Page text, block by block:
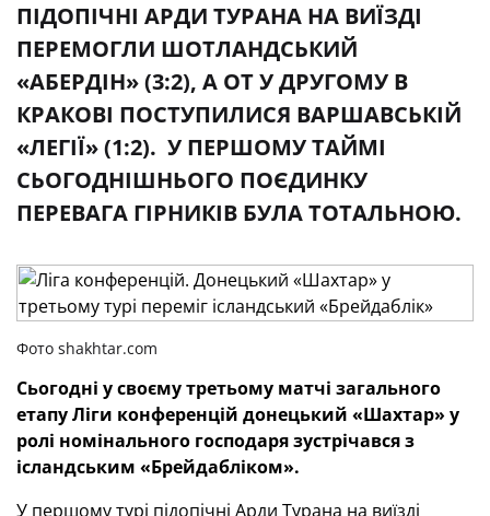
ПІДОПІЧНІ АРДИ ТУРАНА НА ВИЇЗДІ
ПЕРЕМОГЛИ ШОТЛАНДСЬКИЙ
«АБЕРДІН» (3:2), А ОТ У ДРУГОМУ В
КРАКОВІ ПОСТУПИЛИСЯ ВАРШАВСЬКІЙ
«ЛЕГІЇ» (1:2). У ПЕРШОМУ ТАЙМІ
СЬОГОДНІШНЬОГО ПОЄДИНКУ
ПЕРЕВАГА ГІРНИКІВ БУЛА ТОТАЛЬНОЮ.
Фото shakhtar.com
Сьогодні у своєму третьому матчі загального
етапу Ліги конференцій донецький «Шахтар» у
ролі номінального господаря зустрічався з
ісландським «Брейдабліком».
У першому турі підопічні Арди Турана на виїзді